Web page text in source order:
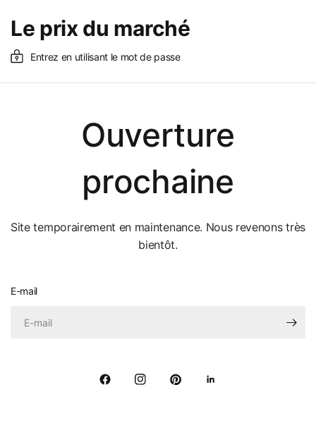
Le prix du marché
Entrez en utilisant le mot de passe
Ouverture
prochaine
Site temporairement en maintenance. Nous revenons très
bientôt.
E-mail